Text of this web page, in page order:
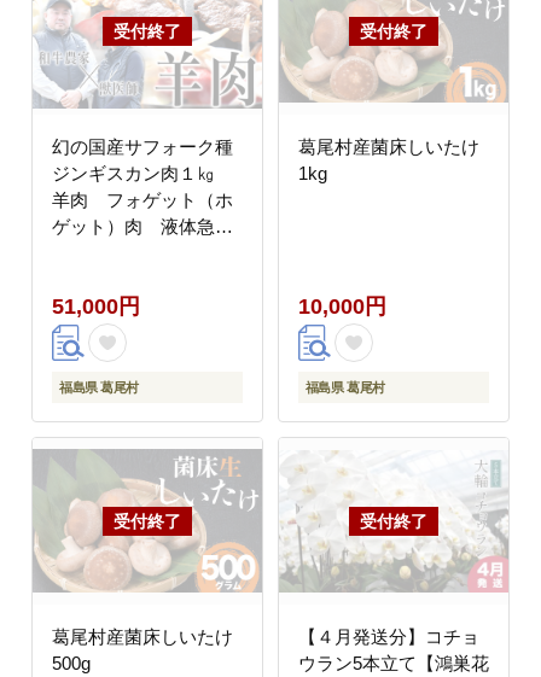
幻の国産サフォーク種
ジンギスカン肉１㎏
羊肉 フォゲット（ホ
ゲット）肉 液体急速
51,000円
福島県 葛尾村
葛尾村産菌床しいたけ
1kg
10,000円
福島県 葛尾村
葛尾村産菌床しいたけ
500g
【４月発送分】コチョ
ウラン5本立て【鴻巣花